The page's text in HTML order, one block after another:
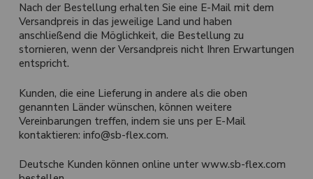
Nach der Bestellung erhalten Sie eine E-Mail mit dem
Versandpreis in das jeweilige Land und haben
anschließend die Möglichkeit, die Bestellung zu
stornieren, wenn der Versandpreis nicht Ihren Erwartungen
entspricht.
Kunden, die eine Lieferung in andere als die oben
genannten Länder wünschen, können weitere
Vereinbarungen treffen, indem sie uns per E-Mail
kontaktieren: info@sb-flex.com.
Deutsche Kunden können online unter www.sb-flex.com